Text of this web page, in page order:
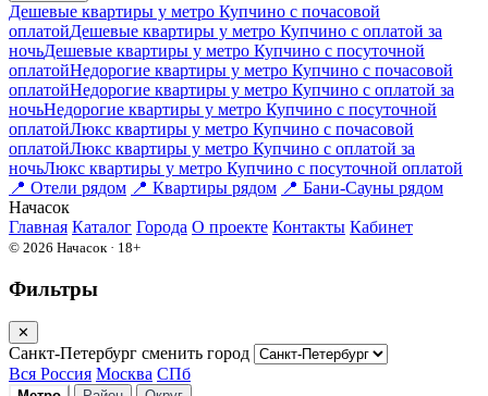
Дешевые квартиры у метро Купчино c почасовой
оплатойДешевые квартиры у метро Купчино с оплатой за
ночьДешевые квартиры у метро Купчино c посуточной
оплатойНедорогие квартиры у метро Купчино c почасовой
оплатойНедорогие квартиры у метро Купчино с оплатой за
ночьНедорогие квартиры у метро Купчино c посуточной
оплатойЛюкс квартиры у метро Купчино c почасовой
оплатойЛюкс квартиры у метро Купчино с оплатой за
ночьЛюкс квартиры у метро Купчино c посуточной оплатой
📍 Отели рядом 📍 Квартиры рядом 📍 Бани-Сауны рядом
Начасок
Главная Каталог Города О проекте Контакты Кабинет
© 2026 Начасок · 18+
Фильтры
✕
Санкт-Петербург сменить город
Вся Россия Москва СПб